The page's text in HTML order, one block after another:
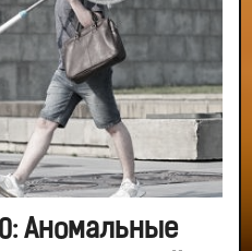
Аномальные